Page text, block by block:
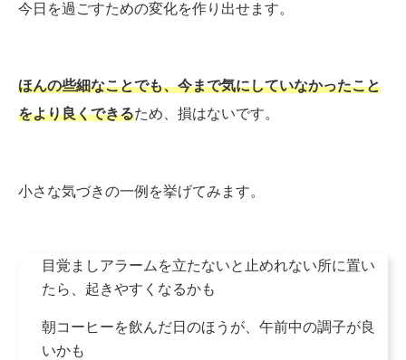
今日を過ごすための変化を作り出せます。
ほんの些細なことでも、今まで気にしていなかったこと
をより良くできるため、損はないです。
小さな気づきの一例を挙げてみます。
目覚ましアラームを立たないと止めれない所に置い
たら、起きやすくなるかも
朝コーヒーを飲んだ日のほうが、午前中の調子が良
いかも